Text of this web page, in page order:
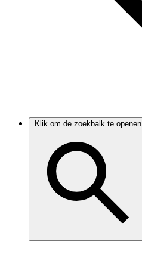
Klik om de zoekbalk te openen